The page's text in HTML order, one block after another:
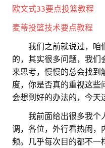
欧文式33要点投篮教程
麦蒂投篮技术要点教程
我们之前就说过，咱
的，其实很多问题，我们
来思考，慢慢的总会找到
度，你是否真的重视这些
会想到好的办法的，今天
我前面给出很多我个
调，各位，外行看热闹，
频。几乎每次目的都不一